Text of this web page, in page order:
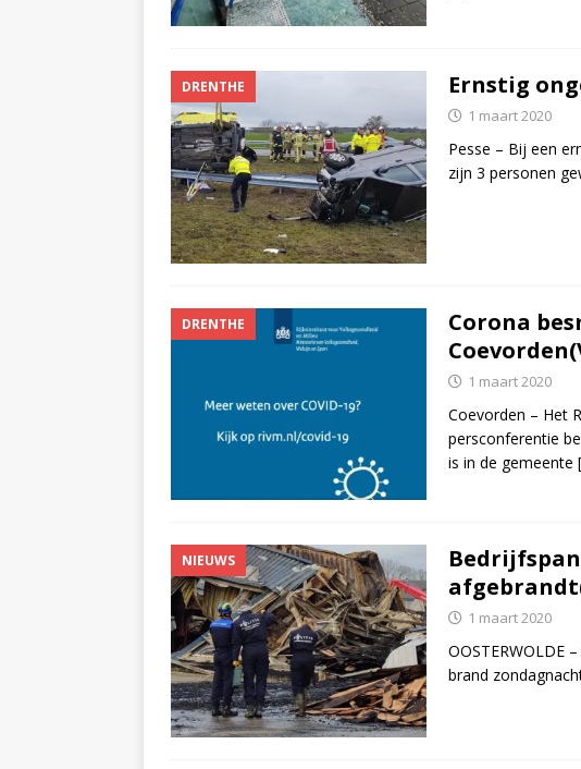
DRENTHE Ernstig
1 maart 2020
Pesse – Bij een
zijn 3 personen
DRENTHE
Corona
1 maart 2020
Coevorden – Het
persconferentie
is in de gemeente
NIEUWS
1 maart 2020
OOSTERWOLDE
brand